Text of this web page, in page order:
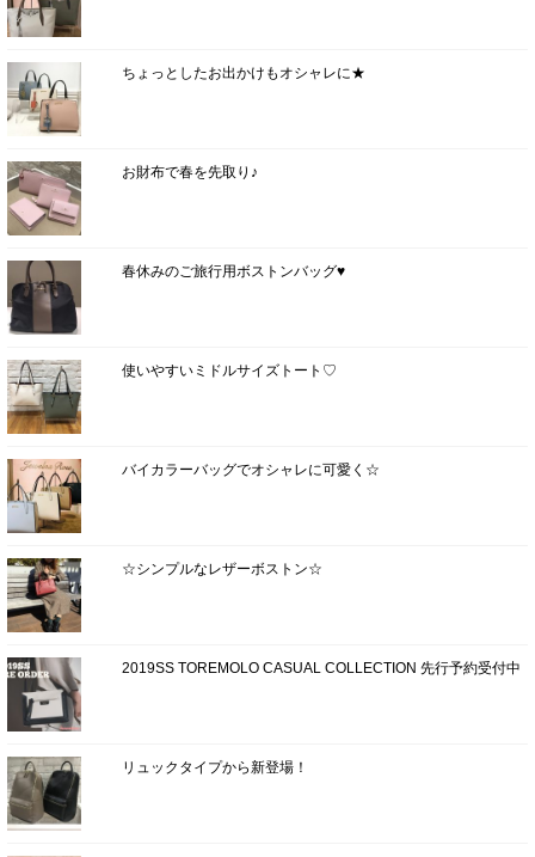
ちょっとしたお出かけもオシャレに★
お財布で春を先取り♪
春休みのご旅行用ボストンバッグ♥
使いやすいミドルサイズトート♡
バイカラーバッグでオシャレに可愛く☆
☆シンプルなレザーボストン☆
2019SS TOREMOLO CASUAL COLLECTION 先行予約受付中
リュックタイプから新登場！